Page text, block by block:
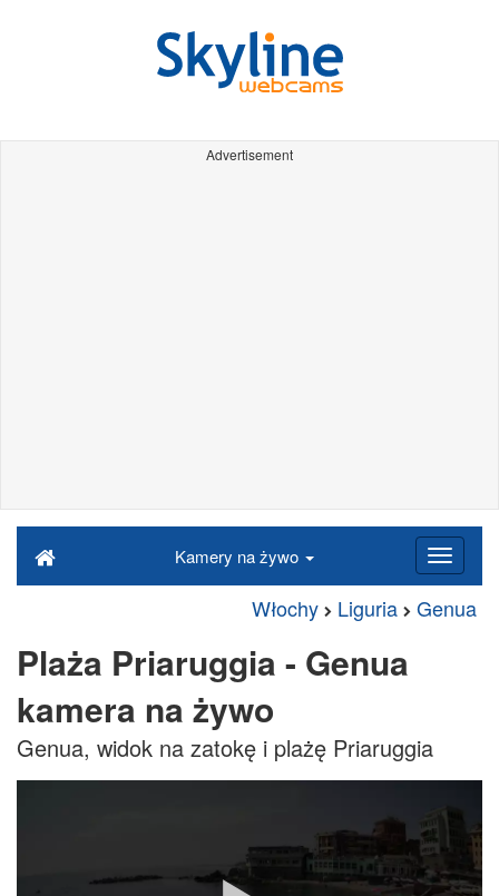
Advertisement
Kamery na żywo
Włochy Liguria Genua
Plaża Priaruggia - Genua
kamera na żywo
Genua, widok na zatokę i plażę Priaruggia